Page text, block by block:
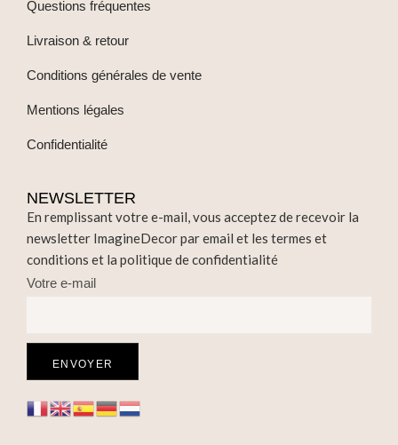
Questions fréquentes
Livraison & retour
Conditions générales de vente
Mentions légales
Confidentialité
NEWSLETTER
En remplissant votre e-mail, vous acceptez de recevoir la
newsletter ImagineDecor par email et les termes et
conditions et la politique de confidentialité
Votre e-mail